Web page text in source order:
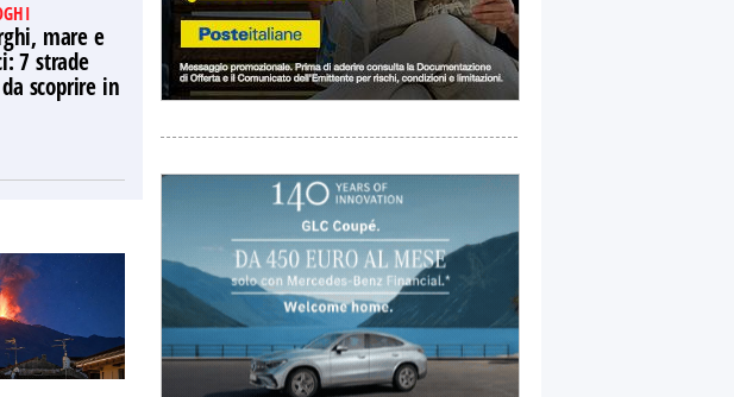
mare e
7 strade
scoprire in